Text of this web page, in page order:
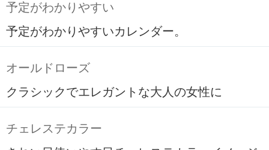
予定がわかりやすい
予定がわかりやすいカレンダー。
オールドローズ
クラシックでエレガントな大人の女性に
チェレステカラー